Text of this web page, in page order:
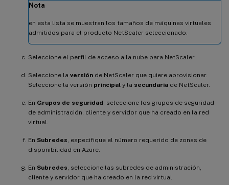
Nota
en esta lista se muestran los tamaños de máquinas virtuales
admitidos para el producto NetScaler seleccionado.
Seleccione el perfil de acceso a la nube para NetScaler.
Seleccione la versión de NetScaler que quiere aprovisionar.
Seleccione la versión principal y la secundaria de NetScaler.
En Grupos de seguridad , seleccione los grupos de seguridad
de administración, cliente y servidor que ha creado en la red
virtual.
En Subredes , especifique el número requerido de zonas de
disponibilidad en Azure.
En Subredes , seleccione las subredes de administración,
cliente y servidor que ha creado en la red virtual.